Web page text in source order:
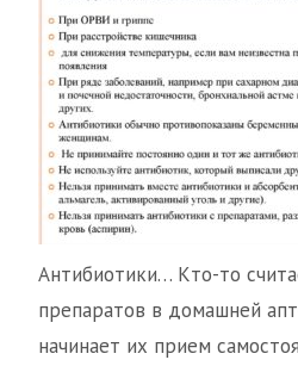
Антибиотики… Кто-то
препаратов в домашней
начинает их прием